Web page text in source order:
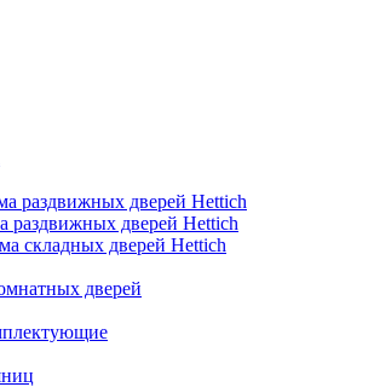
раздвижных дверей Hettich
раздвижных дверей Hettich
складных дверей Hettich
дверей